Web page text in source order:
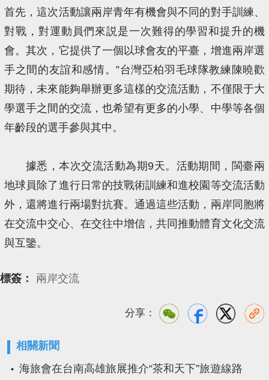
首先，這次活動讓兩岸青年有機會與不同的對手訓練、
對戰，對運動員們來説是一次難得的學習和提升的機
會。其次，它提供了一個以球會友的平臺，增進兩岸選
手之間的友誼和感情。”台灣亞柏羽毛球隊教練陳曉歡
期待，未來能夠舉辦更多這樣的交流活動，不僅限于大
學選手之間的交流，也希望有更多的小學、中學等各個
年齡段的選手參與其中。
據悉，本次交流活動為期9天。活動期間，閩臺兩
地球員除了進行日常的技戰術訓練和進校園等交流活動
外，還將進行兩場對抗賽。通過這些活動，兩岸同胞將
在交流中交心、在交往中增信，共同推動體育文化交流
與互鑒。
標簽： 兩岸交流
分享：
相關新聞
海旅會在台南高雄旅展推介“茶和天下”旅遊線路